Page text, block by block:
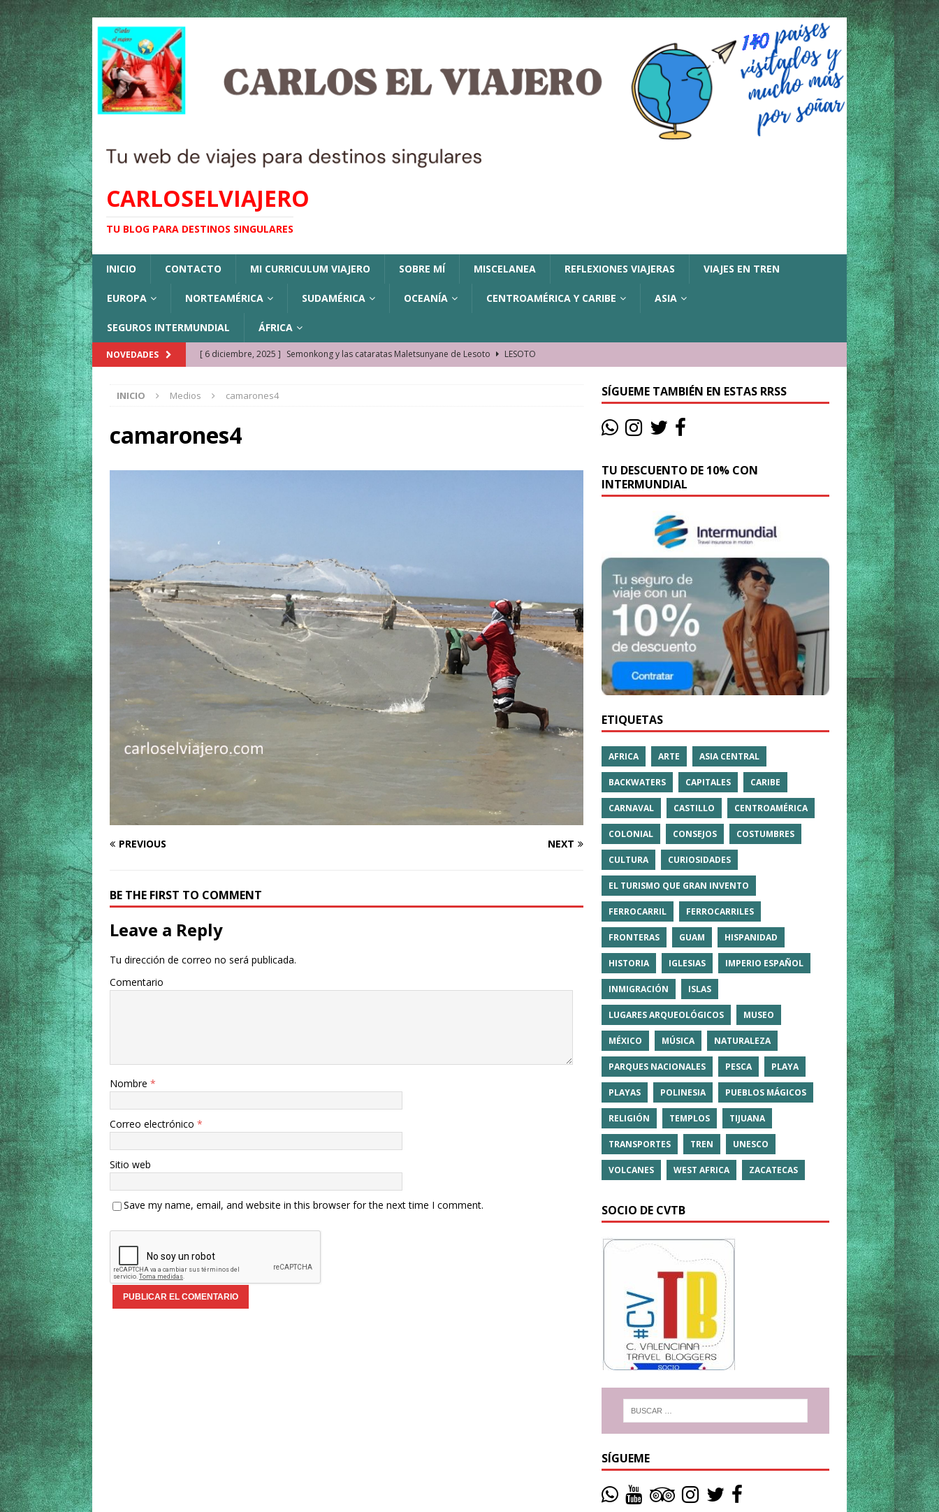
CARLOSELVIAJERO
TU BLOG PARA DESTINOS SINGULARES
INICIO CONTACTO MI CURRICULUM VIAJERO SOBRE MÍ MISCELANEA REFLEXIONES VIAJERAS VIAJES EN TREN
EUROPA NORTEAMÉRICA SUDAMÉRICA OCEANÍA CENTROAMÉRICA Y CARIBE ASIA
SEGUROS INTERMUNDIAL ÁFRICA
NOVEDADES [ 6 diciembre, 2025 ] Semonkong y las cataratas Maletsunyane de Lesoto
LESOTO
KAZAJISTÁN
[ 22 noviembre, 2025 ]
[ 9 octubre, 2025 ] JAMAICA. La historia de la misteriosa avioneta de la playa
JAMAICA
[ 15 marzo, 2026 ]
INICIO Medios camarones4
camarones4
PREVIOUS NEXT
BE THE FIRST TO COMMENT
Leave a Reply
Tu dirección de correo no será publicada.
Comentario
Nombre *
Correo electrónico *
Sitio web
Save my name, email, and website in this browser for the next time I comment.
SÍGUEME TAMBIÉN EN ESTAS RRSS
TU DESCUENTO DE 10% CON
INTERMUNDIAL
ETIQUETAS
AFRICA ARTE ASIA CENTRAL
BACKWATERS CAPITALES CARIBE
CARNAVAL CASTILLO CENTROAMÉRICA
COLONIAL CONSEJOS COSTUMBRES
CULTURA CURIOSIDADES
EL TURISMO QUE GRAN INVENTO
FERROCARRIL FERROCARRILES
FRONTERAS GUAM HISPANIDAD
HISTORIA IGLESIAS IMPERIO ESPAÑOL
INMIGRACIÓN ISLAS
LUGARES ARQUEOLÓGICOS MUSEO
MÉXICO MÚSICA NATURALEZA
PARQUES NACIONALES PESCA PLAYA
PLAYAS POLINESIA PUEBLOS MÁGICOS
RELIGIÓN TEMPLOS TIJUANA
TRANSPORTES TREN UNESCO
VOLCANES WEST AFRICA ZACATECAS
SOCIO DE CVTB
SÍGUEME